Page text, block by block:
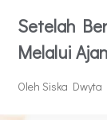
Setelah
Melalui
Oleh Siska Dwyta